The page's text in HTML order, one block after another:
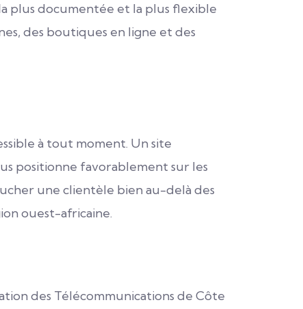
plus documentée et la plus flexible
des boutiques en ligne et des
à tout moment. Un site
positionne favorablement sur les
une clientèle bien au-delà des
ouest-africaine.
des Télécommunications de Côte